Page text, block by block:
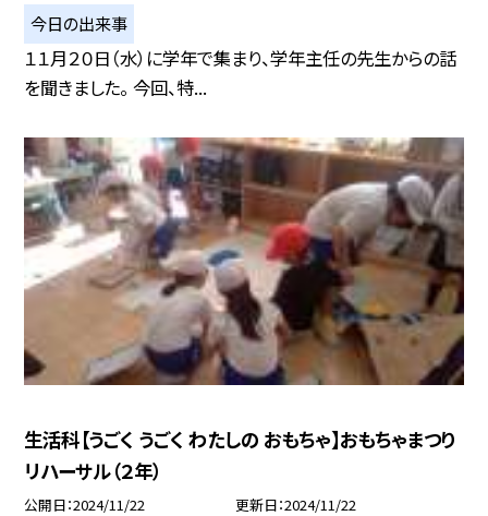
今日の出来事
１１月２０日（水）に学年で集まり、学年主任の先生からの話
を聞きました。 今回、特...
生活科【うごく うごく わたしの おもちゃ】おもちゃまつり
リハーサル（２年）
公開日 2024/11/22 更新日 2024/11/22